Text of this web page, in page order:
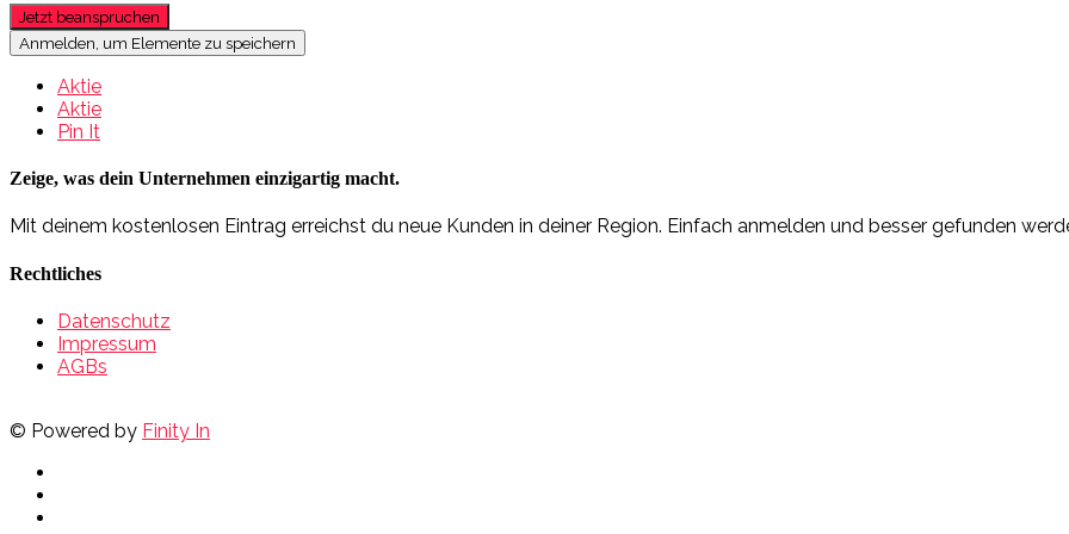
Jetzt beanspruchen
Anmelden, um Elemente zu speichern
Aktie
Aktie
Pin It
Zeige, was dein Unternehmen einzigartig macht.
Mit deinem kostenlosen Eintrag erreichst du neue Kunden in deiner Region. Einfach anmelden und besser gefunden
Rechtliches
Datenschutz
Impressum
AGBs
© Powered by Finity In